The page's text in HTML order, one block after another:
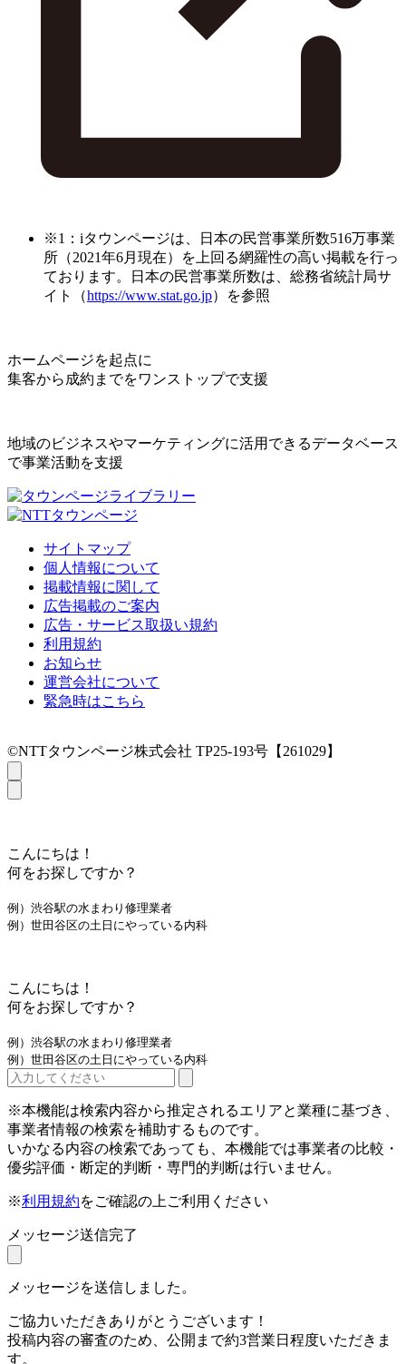
※1：iタウンページは、日本の民営事業所数516万事業
所（2021年6月現在）を上回る網羅性の高い掲載を行っ
ております。日本の民営事業所数は、総務省統計局サ
イト（https://www.stat.go.jp）を参照
ホームページを起点に
集客から成約までをワンストップで支援
地域のビジネスやマーケティングに活用できるデータベース
で事業活動を支援
サイトマップ
個人情報について
掲載情報に関して
広告掲載のご案内
広告・サービス取扱い規約
利用規約
お知らせ
運営会社について
緊急時はこちら
©NTTタウンページ株式会社 TP25-193号【261029】
こんにちは！
何をお探しですか？
例）渋谷駅の水まわり修理業者
例）世田谷区の土日にやっている内科
こんにちは！
何をお探しですか？
例）渋谷駅の水まわり修理業者
例）世田谷区の土日にやっている内科
※本機能は検索内容から推定されるエリアと業種に基づき、
事業者情報の検索を補助するものです。
いかなる内容の検索であっても、本機能では事業者の比較・
優劣評価・断定的判断・専門的判断は行いません。
※利用規約をご確認の上ご利用ください
メッセージ送信完了
メッセージを送信しました。
ご協力いただきありがとうございます！
投稿内容の審査のため、公開まで約3営業日程度いただきま
す。